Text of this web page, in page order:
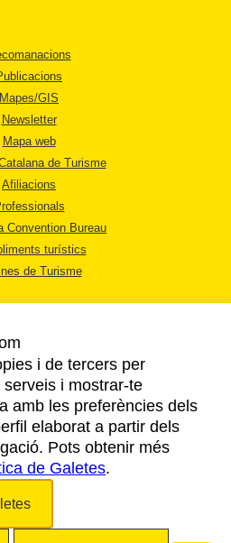
Mapes/GIS
Newsletter
Mapa web
de Turisme
Afiliacions
Convention Bureau
turístics
de Turisme
AVÍS LEGAL
DE PRIVACITAT
COOKIES
i de tercers per
i mostrar-te
amb les preferències dels
elaborat a partir dels
Pots obtenir més
de Galetes.